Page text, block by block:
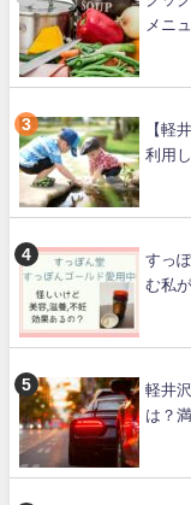
メニ
【軽
利用
すっ
む私
軽井
は？